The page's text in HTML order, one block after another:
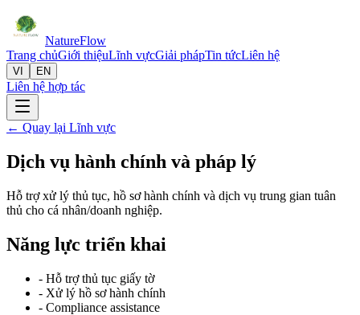
NatureFlow
Trang chủGiới thiệuLĩnh vựcGiải phápTin tứcLiên hệ
VI EN
Liên hệ hợp tác
← Quay lại Lĩnh vực
Dịch vụ hành chính và pháp lý
Hỗ trợ xử lý thủ tục, hồ sơ hành chính và dịch vụ trung gian tuân
thủ cho cá nhân/doanh nghiệp.
Năng lực triển khai
- Hỗ trợ thủ tục giấy tờ
- Xử lý hồ sơ hành chính
- Compliance assistance